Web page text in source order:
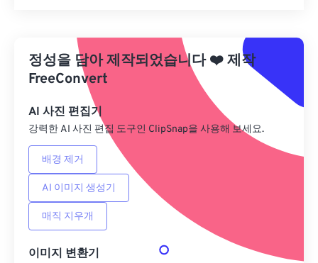
사전 설정에서 적용
사전 설정으로 저장
정성을 담아 제작되었습니다❤️제작
FreeConvert
AI 사진 편집기
강력한 AI 사진 편집 도구인 ClipSnap을 사용해 보세요.
배경 제거
AI 이미지 생성기
매직 지우개
이미지 변환기